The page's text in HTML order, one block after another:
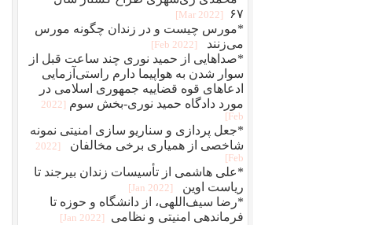
۶۷
[2022 Mar]
*مورس چیست و در زندان چگونه مورس
می‌زنند
[2022 Feb]
*صداهایی از حمید نوری چند ساعت قبل از
سوار شدن به هواپیما دارم راستی‌آزمایی
ادعاهای قوه قضاییه جمهوری اسلامی در
مورد دادگاه حمید نوری-بخش سوم
[2022
Feb]
*جعل پردازی و سناريو سازی امنيتی نمونه
شاخصی از همياری برخی مخالفان
[2022
Feb]
*علی هاشمی از تأسیسات زندان بیرجند تا
ریاست اوین
[2022 Jan]
*رضا سیف‌اللهی، از دانشگاه و حوزه تا
فرماندهی امنیتی و نظامی
[2022 Jan]